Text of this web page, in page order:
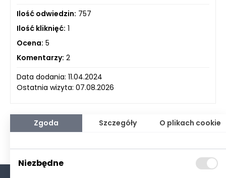
Ilość odwiedzin: 757
Ilość kliknięć: 1
Ocena: 5
Komentarzy: 2
Data dodania: 11.04.2024
Ostatnia wizyta: 07.08.2026
Zgoda Szczegóły O plikach cookie
Niezbędne